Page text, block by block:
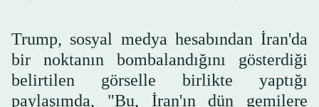
Trump, sosyal medya hesabından İran'da
bir noktanın bombalandığını gösterdiği
belirtilen görselle birlikte yaptığı
paylaşımda, "Bu, İran'ın dün gemilere